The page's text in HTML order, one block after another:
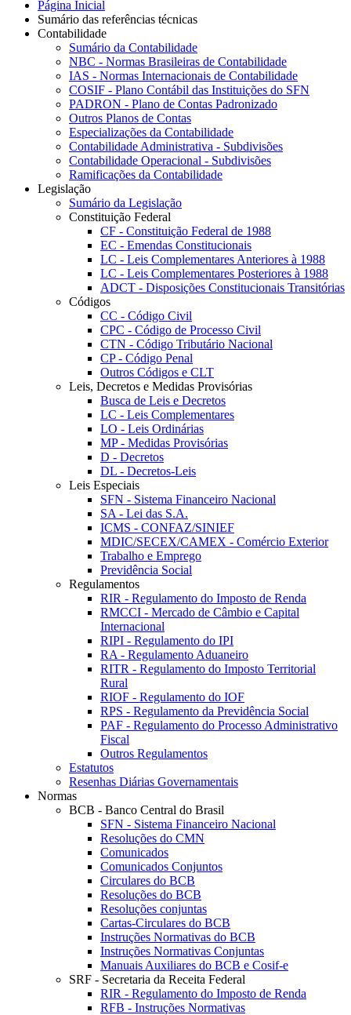
Página Inicial
Sumário das referências técnicas
Contabilidade
Sumário da Contabilidade
NBC - Normas Brasileiras de Contabilidade
IAS - Normas Internacionais de Contabilidade
COSIF - Plano Contábil das Instituições do SFN
PADRON - Plano de Contas Padronizado
Outros Planos de Contas
Especializações da Contabilidade
Contabilidade Administrativa - Subdivisões
Contabilidade Operacional - Subdivisões
Ramificações da Contabilidade
Legislação
Sumário da Legislação
Constituição Federal
CF - Constituição Federal de 1988
EC - Emendas Constitucionais
LC - Leis Complementares Anteriores à 1988
LC - Leis Complementares Posteriores à 1988
ADCT - Disposições Constitucionais Transitórias
Códigos
CC - Código Civil
CPC - Código de Processo Civil
CTN - Código Tributário Nacional
CP - Código Penal
Outros Códigos e CLT
Leis, Decretos e Medidas Provisórias
Busca de Leis e Decretos
LC - Leis Complementares
LO - Leis Ordinárias
MP - Medidas Provisórias
D - Decretos
DL - Decretos-Leis
Leis Especiais
SFN - Sistema Financeiro Nacional
SA - Lei das S.A.
ICMS - CONFAZ/SINIEF
MDIC/SECEX/CAMEX - Comércio Exterior
Trabalho e Emprego
Previdência Social
Regulamentos
RIR - Regulamento do Imposto de Renda
RMCCI - Mercado de Câmbio e Capital
Internacional
RIPI - Regulamento do IPI
RA - Regulamento Aduaneiro
RITR - Regulamento do Imposto Territorial
Rural
RIOF - Regulamento do IOF
RPS - Regulamento da Previdência Social
PAF - Regulamento do Processo Administrativo
Fiscal
Outros Regulamentos
Estatutos
Resenhas Diárias Governamentais
Normas
BCB - Banco Central do Brasil
SFN - Sistema Financeiro Nacional
Resoluções do CMN
Comunicados
Comunicados Conjuntos
Circulares do BCB
Resoluções do BCB
Resoluções conjuntas
Cartas-Circulares do BCB
Instruções Normativas do BCB
Instruções Normativas Conjuntas
Manuais Auxiliares do BCB e Cosif-e
SRF - Secretaria da Receita Federal
RIR - Regulamento do Imposto de Renda
RFB - Instruções Normativas